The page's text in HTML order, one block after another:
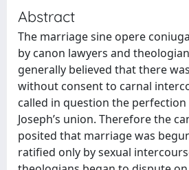
Abstract
The marriage sine opere
by canon lawyers and
generally believed that there
without consent to carnal
called in question the
Joseph’s union. Therefore the
posited that marriage was
ratified only by sexual